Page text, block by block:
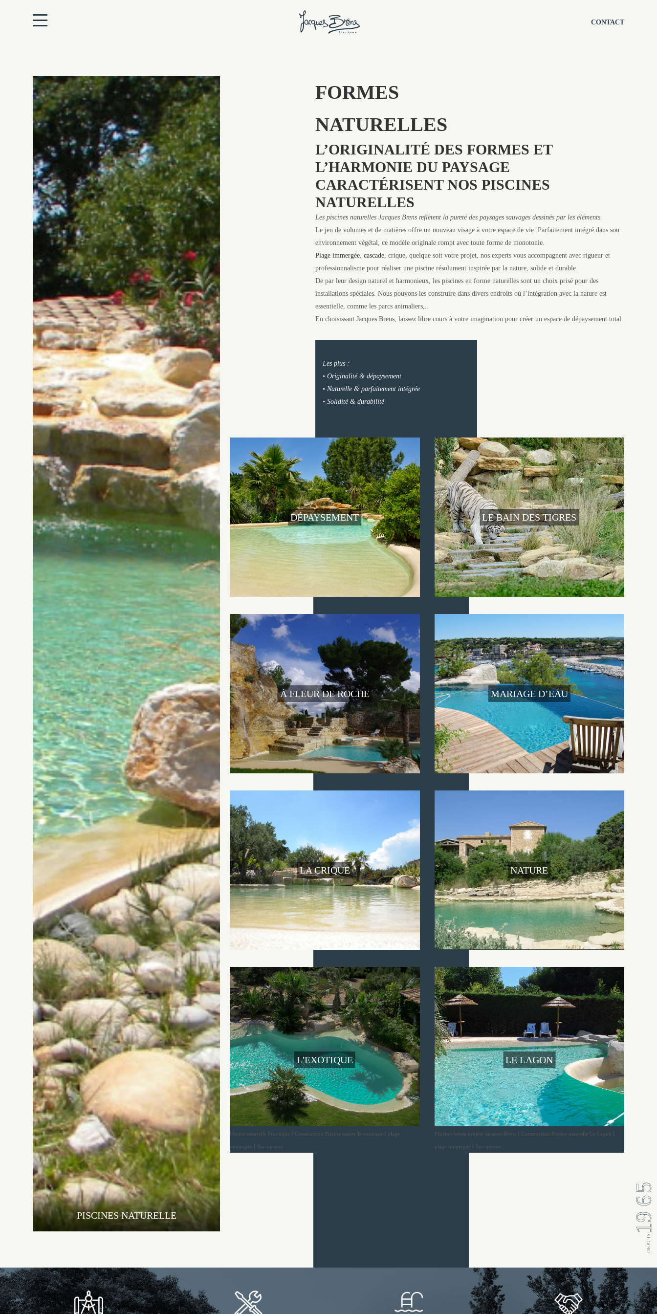
CONTACT
PISCINES NATURELLE
FORMES
NATURELLES
L’ORIGINALITÉ DES FORMES ET
L’HARMONIE DU PAYSAGE
CARACTÉRISENT NOS PISCINES
NATURELLES
Les piscines naturelles Jacques Brens reflètent la pureté des paysages sauvages dessinés par les éléments.
Le jeu de volumes et de matières offre un nouveau visage à votre espace de vie. Parfaitement intégré dans son
environnement végétal, ce modèle originale rompt avec toute forme de monotonie.
Plage immergée,cascade, crique, quelque soit votre projet, nos experts vous accompagnent avec rigueur et
professionnalisme pour réaliser une piscine résolument inspirée par la nature, solide et durable.
De par leur design naturel et harmonieux, les piscines en forme naturelles sont un choix prisé pour des
installations spéciales. Nous pouvons les construire dans divers endroits où l’intégration avec la nature est
essentielle, comme les parcs animaliers,..
En choisissant Jacques Brens, laissez libre cours à votre imagination pour créer un espace de dépaysement total.
Les plus :
• Originalité & dépaysement
• Naturelle & parfaitement intégrée
• Solidité & durabilité
DÉPAYSEMENT LE BAIN DES TIGRES
À FLEUR DE ROCHE MARIAGE D’EAU
LA CRIQUE NATURE
L'EXOTIQUE
Piscine naturelle l'éxotique I Construction Piscine naturelle exotique I plage
immergée I Sur-mesure
LE LAGON
Piscines béton projeté Jacques Brens I Construction Piscine naturelle Le Lagon I
plage immergée I Sur-mesure